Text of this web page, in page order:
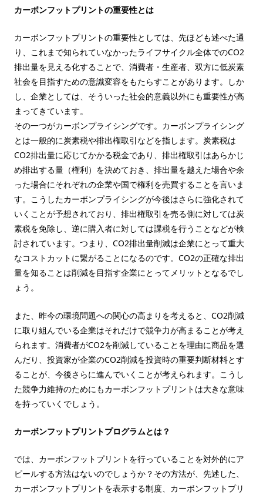
カーボンフットプリントの重要性とは
カーボンフットプリントの重要性としては、先ほども述べた通
り、これまで知られていなかったライフサイクル全体でのCO2
排出量を見える化することで、消費者・生産者、双方に低炭素
社会を目指すための意識変容をもたらすことがあります。しか
し、企業としては、そういった社会的意義以外にも重要性が高
まってきています。
その一つがカーボンプライシングです。カーボンプライシング
とは一般的に炭素税や排出権取引などを指します。炭素税は
CO2排出量に応じてかかる税金であり、排出権取引はあらかじ
め排出する量（権利）を決めておき、排出量を越えた場合や余
った場合にそれぞれの企業や国で権利を売買することを言いま
す。こうしたカーボンプライシングが今後はさらに強化されて
いくことが予想されており、排出権取引を売る側に対しては炭
素税を免除し、逆に購入者に対しては課税を行うことなどが検
討されています。つまり、CO2排出量削減は企業にとって重大
なコストカットに繋がることになるのです。CO2の正確な排出
量を知ることは削減を目指す企業にとってメリットとなるでし
ょう。
また、昨今の環境問題への関心の高まりを考えると、CO2削減
に取り組んでいる企業はそれだけで競争力が高まることが考え
られます。消費者がCO2を削減していることを理由に商品を選
んだり、投資家が企業のCO2削減を投資時の重要判断材料とす
ることが、今後さらに進んでいくことが考えられます。こうし
た競争力維持のためにもカーボンフットプリントは大きな意味
を持っていくでしょう。
カーボンフットプリントプログラムとは？
では、カーボンフットプリントを行っていることを対外的にア
ピールする方法はないのでしょうか？その方法が、先述した、
カーボンフットプリントを表示する制度、カーボンフットプリ